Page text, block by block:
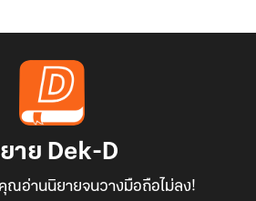
าย Dek-D
ณอ่านนิยายจนวางมือถือไม่ลง!